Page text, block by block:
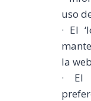
uso
· El
la
· El